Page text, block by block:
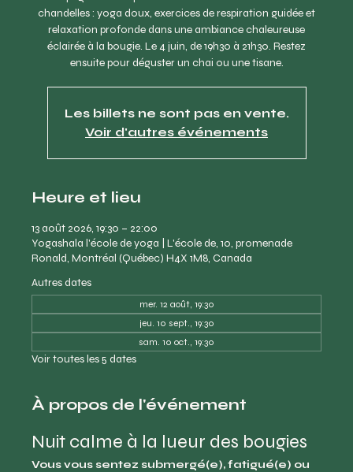
chandelles : yoga doux, exercices de respiration guidée et
relaxation profonde dans une ambiance chaleureuse
éclairée à la bougie. Le 4 juin, de 19h30 à 21h30. Restez
ensuite pour déguster un chai ou une tisane.
Les billets ne sont pas en vente.
Voir d'autres événements
Heure et lieu
13 août 2026, 19:30 – 22:00
Yogashala l'école de yoga | L'école de, 10, promenade
Ronald, Montréal (Québec) H4X 1M8, Canada
Autres dates
mer. 12 août, 19:30
jeu. 10 sept., 19:30
sam. 10 oct., 19:30
Voir toutes les 5 dates
À propos de l'événement
Nuit calme à la lueur des bougies
Vous vous sentez submergé(e), fatigué(e) ou